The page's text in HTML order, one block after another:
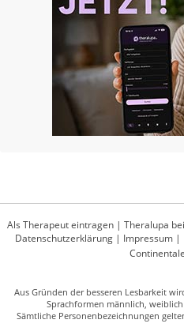
Als Therapeut eintragen | Theralupa
Datenschutzerklärung| Impressum|
Continentale
Aus Gründen der besseren Lesbarkeit
Sprachformen männlich,
Sämtliche Personenbezeichnungen